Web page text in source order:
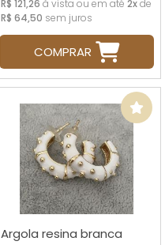
R$ 121,26 à vista ou em até 2xde
R$ 64,50 sem juros
COMPRAR
Argola resina branca